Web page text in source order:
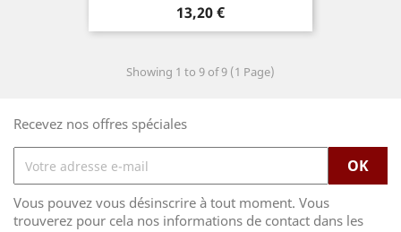
Prix
13,20 €
Showing 1 to 9 of 9 (1 Page)
Recevez nos offres spéciales
Vous pouvez vous désinscrire à tout moment. Vous
trouverez pour cela nos informations de contact dans les